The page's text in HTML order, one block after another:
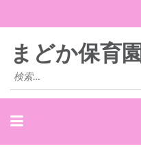
まどか保育園
検
索: